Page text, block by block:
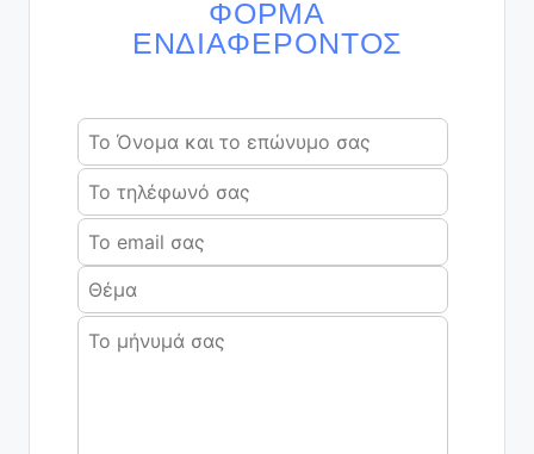
ΦΌΡΜΑ
ΕΝΔΙΑΦΈΡΟΝΤΟΣ